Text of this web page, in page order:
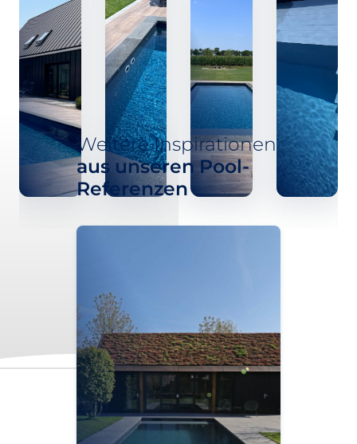
Weitere Inspirationen
aus unseren Pool-
Referenzen